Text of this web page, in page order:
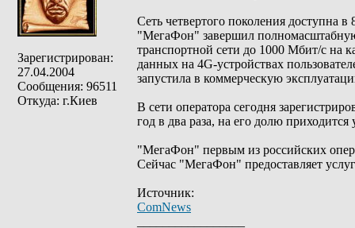
Зарегистрирован:
27.04.2004
Сообщения: 96511
Откуда: г.Киев
Сеть четвертого поколения доступна
"МегаФон" завершил
транспортной сети до 1000 Мбит/с на
данных на 4G-устройствах
запустила в коммерческую
В сети оператора сегодня
год в два раза, на его долю
"МегаФон" первым из российских
Сейчас "МегаФон" предоставляет
Источник:
ComNews